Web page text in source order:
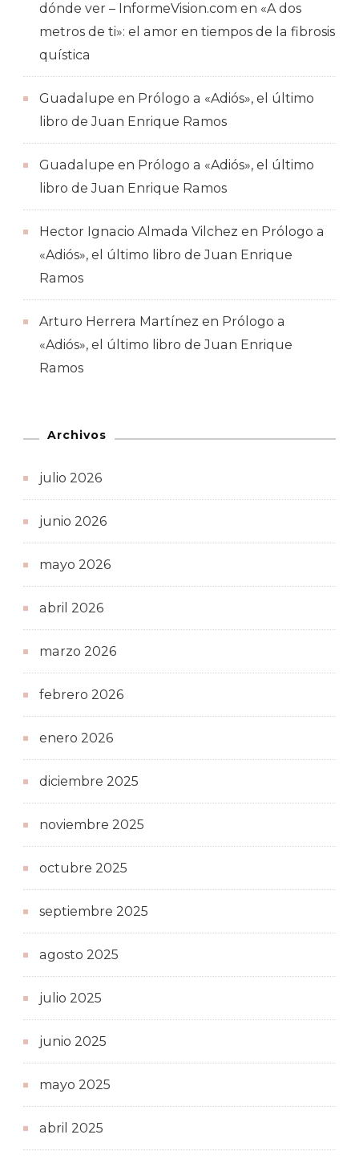
dónde ver – InformeVision.com en «A dos
metros de ti»: el amor en tiempos de la fibrosis
quística
Guadalupe en Prólogo a «Adiós», el último
libro de Juan Enrique Ramos
Guadalupe en Prólogo a «Adiós», el último
libro de Juan Enrique Ramos
Hector Ignacio Almada Vilchez en Prólogo a
«Adiós», el último libro de Juan Enrique
Ramos
Arturo Herrera Martínez en Prólogo a
«Adiós», el último libro de Juan Enrique
Ramos
Archivos
julio 2026
junio 2026
mayo 2026
abril 2026
marzo 2026
febrero 2026
enero 2026
diciembre 2025
noviembre 2025
octubre 2025
septiembre 2025
agosto 2025
julio 2025
junio 2025
mayo 2025
abril 2025